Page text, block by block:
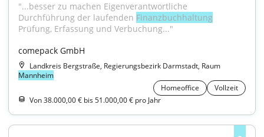
"...besser zu machen Eigenverantwortliche
Durchführung der laufenden Finanzbuchhaltung
Prüfung, Erfassung und Verbuchung..."
comepack GmbH
Landkreis Bergstraße, Regierungsbezirk Darmstadt, Raum
Mannheim
Homeoffice
Vollzeit
Von 38.000,00 € bis 51.000,00 € pro Jahr